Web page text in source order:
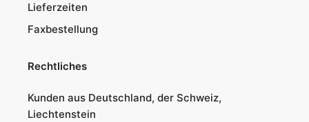
Lieferzeiten
Faxbestellung
Rechtliches
Kunden aus Deutschland, der Schweiz,
Liechtenstein